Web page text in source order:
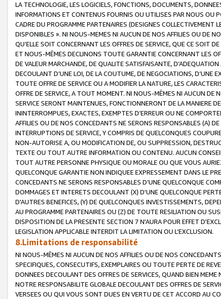
LA TECHNOLOGIE, LES LOGICIELS, FONCTIONS, DOCUMENTS,
INFORMATIONS ET CONTENUS FOURNIS OU UTILISES PAR NOUS OU
CADRE DU PROGRAMME PARTENAIRES (DESIGNES COLLECTIVEMENT
DISPONIBLES ». NI NOUS-MEMES NI AUCUN DE NOS AFFILIES OU DE
QU’ELLE SOIT CONCERNANT LES OFFRES DE SERVICE, QUE CE SOIT
ET NOUS-MÊMES DECLINONS TOUTE GARANTIE CONCERNANT LES
DE VALEUR MARCHANDE, DE QUALITE SATISFAISANTE,
DECOULANT D’UNE LOI, DE LA COUTUME, DE NEGOCIATIONS, D’UNE
TOUTE OFFRE DE SERVICE OU A MODIFIER LA NATURE, LES
OFFRE DE SERVICE, A TOUT MOMENT. NI NOUS-MÊMES NI AUCUN DE
SERVICE SERONT MAINTENUES, FONCTIONNERONT DE LA MANIERE
ININTERROMPUES, EXACTES, EXEMPTES D’ERREUR OU NE
AFFILIES OU DE NOS CONCEDANTS NE SERONS RESPONSABLES (A)
INTERRUPTIONS DE SERVICE, Y COMPRIS DE QUELCONQUES
NON-AUTORISE A, OU MODIFICATION DE, OU SUPPRESSION,
TEXTE OU TOUT AUTRE INFORMATION OU CONTENU. AUCUN
TOUT AUTRE PERSONNE PHYSIQUE OU MORALE OU QUE VOUS
QUELCONQUE GARANTIE NON INDIQUEE EXPRESSEMENT DANS LE
CONCEDANTS NE SERONS RESPONSABLES D’UNE QUELCONQUE
DOMMAGES ET INTERETS DECOULANT (X) D'UNE QUELCONQUE
D'AUTRES BENEFICES, (Y) DE QUELCONQUES INVESTISSEMENTS,
AU PROGRAMME PARTENAIRES OU (Z) DE TOUTE RESILIATION OU
DISPOSITION DE LA PRESENTE SECTION 7 N'AURA POUR EFFET
LEGISLATION APPLICABLE INTERDIT LA LIMITATION OU L’EXCLUSION.
8.Limitations de responsabilité
NI NOUS-MÊMES NI AUCUN DE NOS AFFILIES OU DE NOS
SPECIFIQUES, CONSECUTIFS, EXEMPLAIRES OU TOUTE PERTE DE
DONNEES DECOULANT DES OFFRES DE SERVICES, QUAND BIEN
NOTRE RESPONSABILITE GLOBALE DECOULANT DES OFFRES DE
VERSEES OU QUI VOUS SONT DUES EN VERTU DE CET ACCORD AU